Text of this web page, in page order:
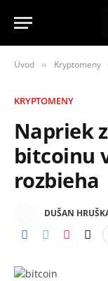
Úvod » Kryptomeny
KRYPTOMENY
Napriek
bitcoinu
rozbieha
DUŠAN